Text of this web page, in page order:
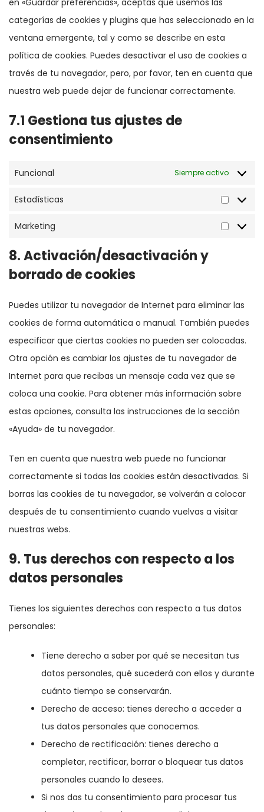
en «Guardar preferencias», aceptas que usemos las
categorías de cookies y plugins que has seleccionado en la
ventana emergente, tal y como se describe en esta
política de cookies. Puedes desactivar el uso de cookies a
través de tu navegador, pero, por favor, ten en cuenta que
nuestra web puede dejar de funcionar correctamente.
7.1 Gestiona tus ajustes de
consentimiento
Funcional Siempre activo
Estadísticas
Marketing
8. Activación/desactivación y
borrado de cookies
Puedes utilizar tu navegador de Internet para eliminar las
cookies de forma automática o manual. También puedes
especificar que ciertas cookies no pueden ser colocadas.
Otra opción es cambiar los ajustes de tu navegador de
Internet para que recibas un mensaje cada vez que se
coloca una cookie. Para obtener más información sobre
estas opciones, consulta las instrucciones de la sección
«Ayuda» de tu navegador.
Ten en cuenta que nuestra web puede no funcionar
correctamente si todas las cookies están desactivadas. Si
borras las cookies de tu navegador, se volverán a colocar
después de tu consentimiento cuando vuelvas a visitar
nuestras webs.
9. Tus derechos con respecto a los
datos personales
Tienes los siguientes derechos con respecto a tus datos
personales:
Tiene derecho a saber por qué se necesitan tus
datos personales, qué sucederá con ellos y durante
cuánto tiempo se conservarán.
Derecho de acceso: tienes derecho a acceder a
tus datos personales que conocemos.
Derecho de rectificación: tienes derecho a
completar, rectificar, borrar o bloquear tus datos
personales cuando lo desees.
Si nos das tu consentimiento para procesar tus